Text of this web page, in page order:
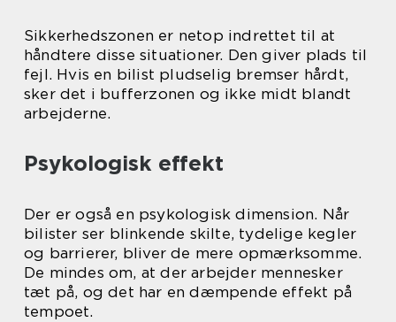
Sikkerhedszonen er netop indrettet til at
håndtere disse situationer. Den giver plads til
fejl. Hvis en bilist pludselig bremser hårdt,
sker det i bufferzonen og ikke midt blandt
arbejderne.
Psykologisk effekt
Der er også en psykologisk dimension. Når
bilister ser blinkende skilte, tydelige kegler
og barrierer, bliver de mere opmærksomme.
De mindes om, at der arbejder mennesker
tæt på, og det har en dæmpende effekt på
tempoet.